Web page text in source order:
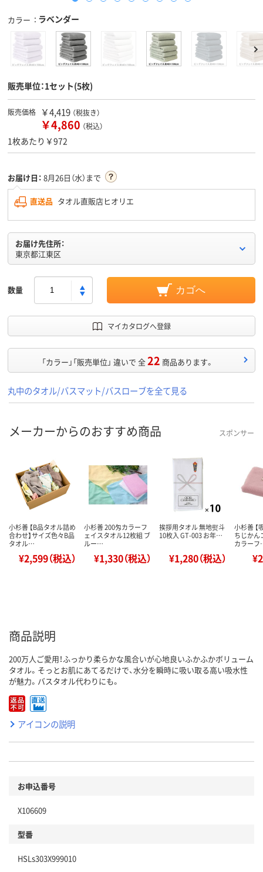
カラー ラベンダー
販売単位：1セット(5枚)
販売価格 ￥4,419 （税抜き）
￥4,860 （税込）
1枚あたり￥972
お届け日： 8月26日（水）まで
直送品 タオル直販店ヒオリエ
お届け先住所：
東京都江東区
数量 カゴへ
マイカタログへ登録
「カラー」「販売単位」 違いで 全22 商品あります。
丸中のタオル/バスマット/バスローブを全て見る
メーカーからのおすすめ商品 スポンサー
小杉善 【B品タオル詰め
合わせ】サイズ色々B品
タオル…
¥2,599（税込）
小杉善 200匁カラーフ
ェイスタオル12枚組 ブ
ルー…
¥1,330（税込）
挨拶用タオル 無地熨斗
10枚入 GT-003 お年…
¥1,280（税込）
小杉善 【
ちじかん
カラー
商品説明
200万人ご愛用！ふっかり柔らかな風合いが心地良いふかふかボリューム
タオル。そっとお肌にあてるだけで、水分を瞬時に吸い取る高い吸水性
が魅力。バスタオル代わりにも。
アイコンの説明
お申込番号
X106609
型番
HSLs303X999010